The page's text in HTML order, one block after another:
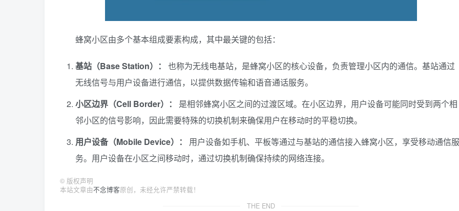
蜂窝小区由多个基本组成要素构成，其中最关键的包括：
基站（Base Station）：
也称为无线电基站，是蜂窝小区的核心设备，负责管理小区内的通信。基站通过
无线信号与用户设备进行通信，以提供数据传输和语音通话服务。
小区边界（Cell Border）：
是相邻蜂窝小区之间的过渡区域。在小区边界，用户设备可能同时受到两个相
邻小区的信号影响，因此需要特殊的切换机制来确保用户在移动时的平稳切换。
用户设备（Mobile Device）：
用户设备如手机、平板等通过与基站的通信接入蜂窝小区，享受移动通信服
务。用户设备在小区之间移动时，通过切换机制确保持续的网络连接。
© 版权声明
本站文章由不念博客原创，未经允许严禁转载！
THE END